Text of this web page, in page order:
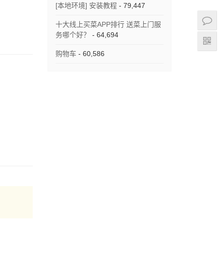
[本地环境] 安装教程 - 79,447
十大线上买菜APP排行 送菜上门服
务哪个好？
- 64,694
购物车 - 60,586